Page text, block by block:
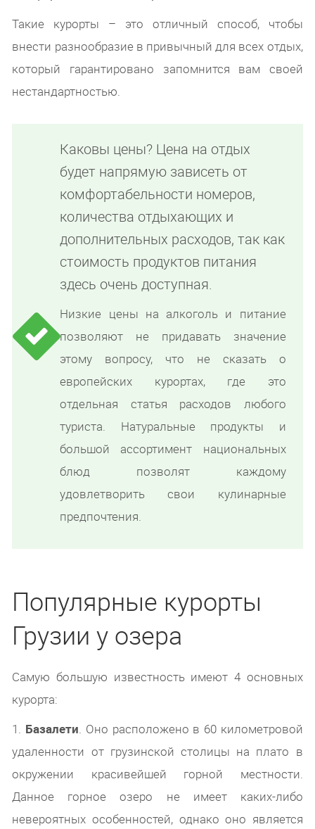
Такие курорты – это отличный способ, чтобы
внести разнообразие в привычный для всех отдых,
который гарантировано запомнится вам своей
нестандартностью.
Каковы цены? Цена на отдых
будет напрямую зависеть от
комфортабельности номеров,
количества отдыхающих и
дополнительных расходов, так как
стоимость продуктов питания
здесь очень доступная.
Низкие цены на алкоголь и питание
позволяют не придавать значение
этому вопросу, что не сказать о
европейских курортах, где это
отдельная статья расходов любого
туриста. Натуральные продукты и
большой ассортимент национальных
блюд позволят каждому
удовлетворить свои кулинарные
предпочтения.
Популярные курорты
Грузии у озера
Самую большую известность имеют 4 основных
курорта:
1. Базалети. Оно расположено в 60 километровой
удаленности от грузинской столицы на плато в
окружении красивейшей горной местности.
Данное горное озеро не имеет каких-либо
невероятных особенностей, однако оно является